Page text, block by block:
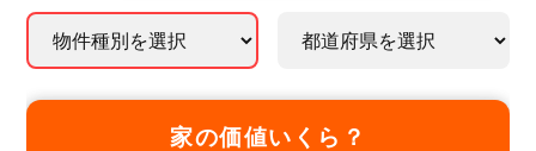
家の価値いくら？